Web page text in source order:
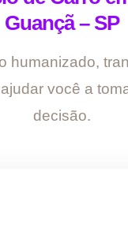
Guançã – SP
humanizado,
você a
decisão.